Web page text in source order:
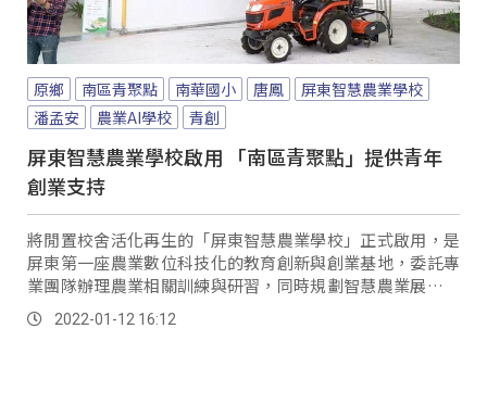
原鄉 南區青聚點 南華國小 唐鳳
屏東智慧農業學校
潘孟安
農業AI學校 青創
屏東智慧農業學校啟用 「南區青聚點」提供青年
創業支持
將閒置校舍活化再生的「屏東智慧農業學校」正式啟用，是
屏東第一座農業數位科技化的教育創新與創業基地，委託專
業團隊辦理農業相關訓練與研習，同時規劃智慧農業展覽，
免費供民眾或高中職、大專院校預約參訪，分享青...。
2022-01-12 16:12